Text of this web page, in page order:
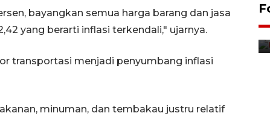
bayangkan semua harga barang dan jasa
yang berarti inflasi terkendali," ujarnya.
transportasi menjadi penyumbang inflasi
minuman, dan tembakau justru relatif
Distribusi bantuan mesin
pertanian di Kediri